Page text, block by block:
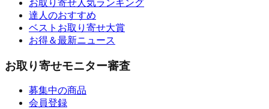
お取り寄せ人気ランキング
達人のおすすめ
ベストお取り寄せ大賞
お得＆最新ニュース
お取り寄せモニター審査
募集中の商品
会員登録